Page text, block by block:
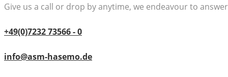
Give us a call or drop by anytime, we endeavour to
+49(0)7232 73566 - 0
info@asm-hasemo.de